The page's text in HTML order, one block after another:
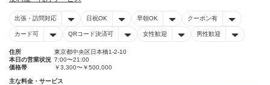
出張・訪問対応 日祝OK 早朝OK クーポン有
カード可 QRコード決済可 女性歓迎 男性歓迎
住所
東京都中央区日本橋1-2-10
本日の営業状況 7:00〜21:00
価格帯
￥3,300〜￥500,000
主な料金・サービス